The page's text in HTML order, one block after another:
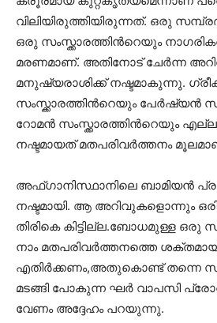
വിലിയിരുത്തിയിരുന്നത്. ഒരു
ഒരു സംസ്ക്കാരത്തിൻറെയും
മരണമാണ്. അതിനോട് ചേർന്ന
മനുഷ്യരാശിക്ക് നഷ്ടമാകുന്നു.
സംസ്ക്കാരത്തിൻറെയും പേർഷ്യൻ
റോമൻ സംസ്ക്കാരത്തിൻറെയും
നഷ്ടമായത് മതപരിവർത്തനം
അഫ്ഗാനിസ്ഥാനിലെ ബാമിയൻ
നഷ്ടമായി. ആ അറിവുകളൊന്നും
തിരികെ കിട്ടില്ല.ബോധമുള്ള ഒരു
നാം മതപരിവർത്തനത്തെ
എതിർക്കണം,അതുകൊണ്ട് തന്നെ
മടങ്ങി പോകുന്ന ഘർ വാപസി
വേണം അദ്ദേഹം പറയുന്നു.